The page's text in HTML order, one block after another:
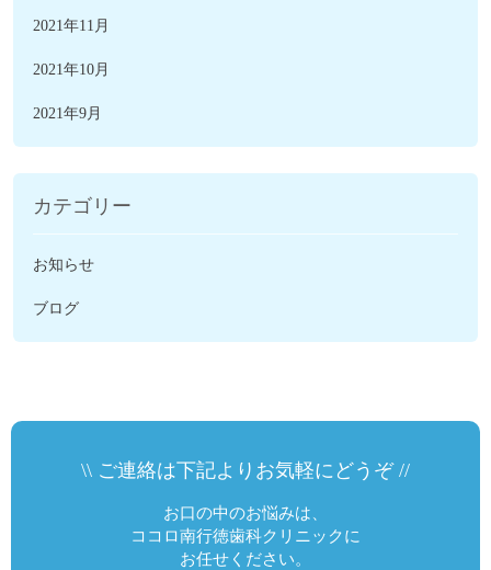
2021年11月
2021年10月
2021年9月
カテゴリー
お知らせ
ブログ
\\ ご連絡は下記よりお気軽にどうぞ //
お口の中のお悩みは、
ココロ南行徳歯科クリニックに
お任せください。